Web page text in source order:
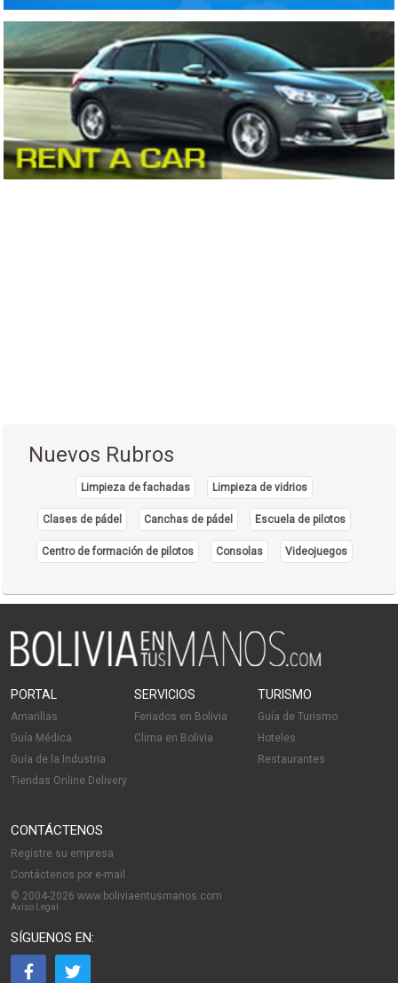
Nuevos Rubros
Limpieza de fachadas Limpieza de vidrios
Clases de pádel Canchas de pádel Escuela de pilotos
Centro de formación de pilotos Consolas Videojuegos
PORTAL
Amarillas
Guía Médica
Guía de la Industria
Tiendas Online Delivery
SERVICIOS
Feriados en Bolivia
Clima en Bolivia
TURISMO
Guía de Turismo
Hoteles
Restaurantes
CONTÁCTENOS
Registre su empresa
Contáctenos por e-mail
© 2004-2026 www.boliviaentusmanos.com
Aviso Legal
SÍGUENOS EN: